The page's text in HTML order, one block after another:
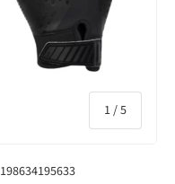
1/de
5
198634195633